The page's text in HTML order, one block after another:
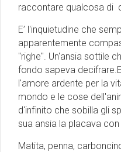
raccontare qualcosa di
E’ l'inquietudine che
apparentemente
"righe". Un'ansia sottile
fondo sapeva
l'amore ardente per la
mondo e le cose
d'infinito che sobilla gli
sua ansia la placava con
Matita, penna,